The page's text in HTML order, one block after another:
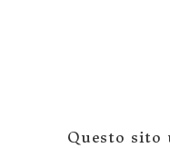
Questo sito